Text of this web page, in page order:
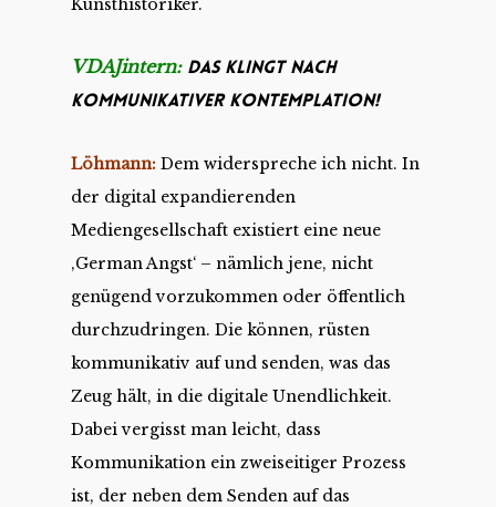
Kunsthistoriker.
VDAJintern: Das klingt nach
kommunikativer Kontemplation!
Löhmann: Dem widerspreche ich nicht. In
der digital expandierenden
Mediengesellschaft existiert eine neue
‚German Angst‘ – nämlich jene, nicht
genügend vorzukommen oder öffentlich
durchzudringen. Die können, rüsten
kommunikativ auf und senden, was das
Zeug hält, in die digitale Unendlichkeit.
Dabei vergisst man leicht, dass
Kommunikation ein zweiseitiger Prozess
ist, der neben dem Senden auf das